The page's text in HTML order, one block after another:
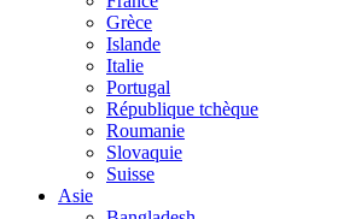
Grèce
Islande
Italie
Portugal
République tchèque
Roumanie
Slovaquie
Suisse
Asie